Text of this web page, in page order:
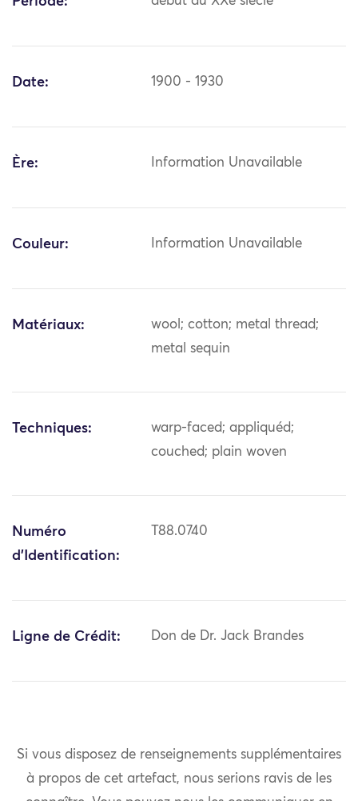
Date: 1900 - 1930
Ère: Information Unavailable
Couleur: Information Unavailable
Matériaux:
wool; cotton; metal thread;
metal sequin
Techniques:
warp-faced; appliquéd;
couched; plain woven
Numéro
d'Identification:
T88.0740
Ligne de Crédit: Don de Dr. Jack Brandes
Si vous disposez de renseignements supplémentaires
à propos de cet artefact, nous serions ravis de les